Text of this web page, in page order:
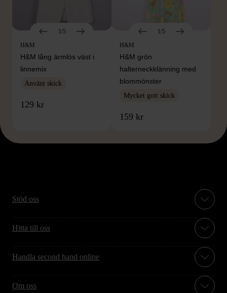
1/5
H&M
H&M lång ärmlös väst i
linnemix
Använt skick
129 kr
1/5
H&M
H&M grön
halterneckklänning med
blommönster
Mycket gott skick
159 kr
Stöd oss
Hitta till oss
Handla second hand online
Om oss